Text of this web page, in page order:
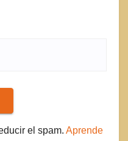
el spam. Aprende